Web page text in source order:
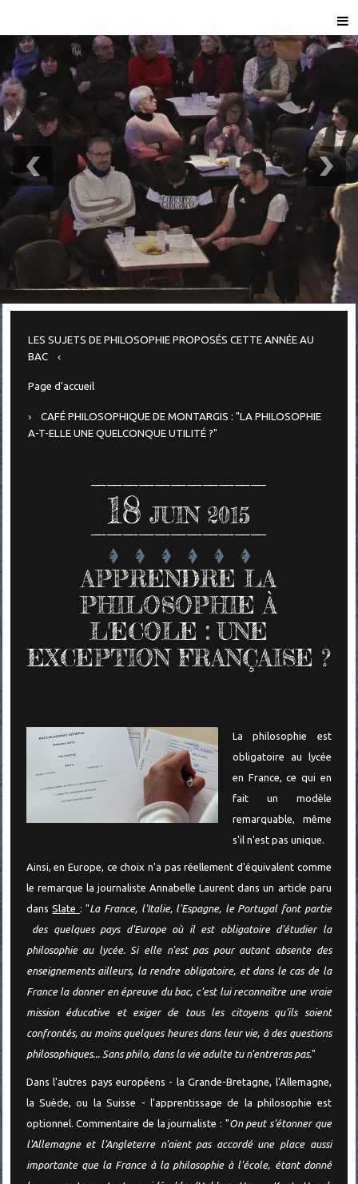
LES SUJETS DE PHILOSOPHIE PROPOSÉS CETTE ANNÉE AU
BAC
Page d'accueil
CAFÉ PHILOSOPHIQUE DE MONTARGIS : "LA PHILOSOPHIE
A-T-ELLE UNE QUELCONQUE UTILITÉ ?"
18 JUIN 2015
APPRENDRE LA
PHILOSOPHIE À
L'ECOLE : UNE
EXCEPTION FRANÇAISE ?
La philosophie est
obligatoire au lycée
en France, ce qui en
fait un modèle
remarquable, même
s'il n'est pas unique.
Ainsi, en Europe, ce choix n'a pas réellement d'équivalent comme
le remarque la journaliste Annabelle Laurent dans un article paru
dansSlate : "La France, l'Italie, l'Espagne, le Portugal font partie
des quelques pays d'Europe où il est obligatoire d'étudier la
philosophie au lycée. Si elle n'est pas pour autant absente des
enseignements ailleurs, la rendre obligatoire, et dans le cas de la
France la donner en épreuve du bac, c'est lui reconnaître une vraie
mission éducative et exiger de tous les citoyens qu'ils soient
confrontés, au moins quelques heures dans leur vie, à des questions
philosophiques... Sans philo, dans la vie adulte tu n'entreras pas."
Dans l'autres pays européens - la Grande-Bretagne, l'Allemagne,
la Suède, ou la Suisse - l'apprentissage de la philosophie est
optionnel. Commentaire de la journaliste : "On peut s'étonner que
l'Allemagne et l'Angleterre n'aient pas accordé une place aussi
importante que la France à la philosophie à l'école, étant donné